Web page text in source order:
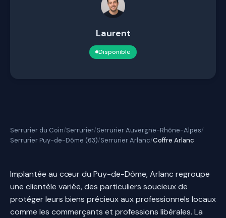
Laurent
Disponible
Serrurier du Coin/Serrurier/Serrurier Auvergne-Rhône-Alpes/
Serrurier Puy-de-Dôme (63)/Serrurier Arlanc/Coffre Arlanc
Implantée au cœur du Puy-de-Dôme, Arlanc regroupe
une clientèle variée, des particuliers soucieux de
protéger leurs biens précieux aux professionnels locaux
comme les commerçants et professions libérales. La